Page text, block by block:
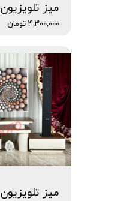
میز تلویزیون
۴,۳۰۰,۰۰۰ تومان
میز تلویزیون